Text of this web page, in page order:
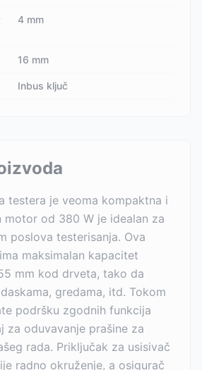
4 mm
16 mm
Inbus ključ
testera je veoma kompaktna i
motor od 380 W je idealan za
poslova testerisanja. Ova
maksimalan kapacitet
mm kod drveta, tako da
gredama, itd. Tokom
podršku zgodnih funkcija
za oduvavanje prašine za
rada. Priključak za usisivač
radno okruženje, a osigurač